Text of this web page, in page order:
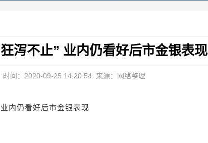
泻不止” 业内仍看好后市金银表现
时间：2020-09-25 14:20:54 来源：网络整理
内仍看好后市金银表现